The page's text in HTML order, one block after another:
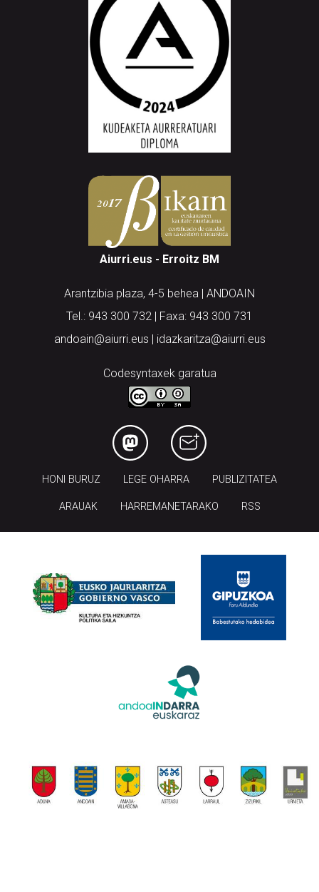
Aiurri.eus - Erroitz BM
Arantzibia plaza, 4-5 behea | ANDOAIN
Tel.: 943 300 732 | Faxa: 943 300 731
andoain@aiurri.eus | idazkaritza@aiurri.eus
Codesyntaxek garatua
HONI BURUZ LEGE OHARRA PUBLIZITATEA
ARAUAK HARREMANETARAKO RSS